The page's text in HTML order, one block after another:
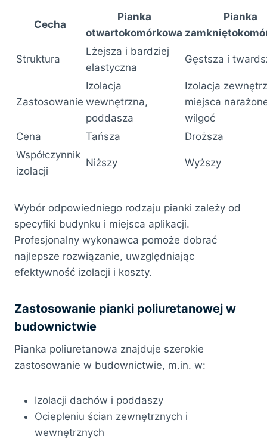
Cecha
Pianka
otwartokomórkowa
Pianka
Struktura
Lżejsza i bardziej
elastyczna
Gęstsza i
Zastosowanie
Izolacja
wewnętrzna,
poddasza
Izolacja
miejsca
wilgoć
Cena
Tańsza
Droższa
Współczynnik
izolacji
Niższy Wyższy
Wybór odpowiedniego rodzaju pianki zależy od
specyfiki budynku i miejsca aplikacji.
Profesjonalny wykonawca pomoże dobrać
najlepsze rozwiązanie, uwzględniając
efektywność izolacji i koszty.
Zastosowanie pianki poliuretanowej w
budownictwie
Pianka poliuretanowa znajduje szerokie
zastosowanie w budownictwie, m.in. w:
Izolacji dachów i poddaszy
Ociepleniu ścian zewnętrznych i
wewnętrznych